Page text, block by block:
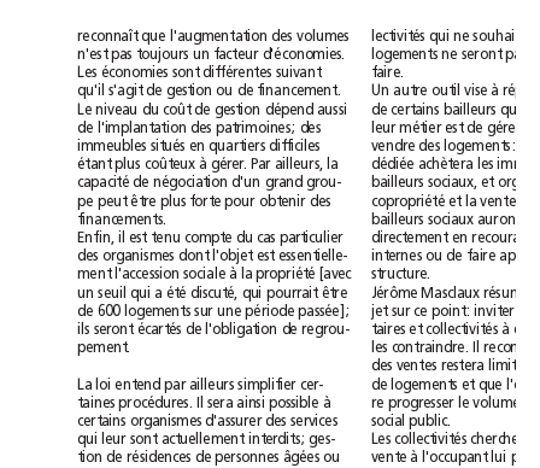
reconnaît que l'augmentation des
volumes
n'est
pas toujours un facteur
d'économies.
Les
économies sont différentes suivant
s'agit de gestion ou de financement.
Le niveau du coût de gestion dépend aussi
de l'implantation des patrimoines;
des
immeubles
situés en quartiers
difficiles
étant
plus coûteux à gérer. Par ailleurs, la
capacité de négociation d'un grand
grou-
pe
peut être plus forte pour obtenir
des
financements.
Enfin,
est tenu compte du cas
particulier
des
organismes dont l'objet est
essentielle-
ment
l'accession sociale à la propriété
[avec
un
qui a été discuté, qui pourrait
être
de
600 logements sur une période
passée];
ils
seront écartés de l'obligation de
regrou-
pement.
La loi entend par ailleurs simplifier
cer-
taines
procédures. sera ainsi possible à
certains organismes d'assurer des services
qui leur sont actuellement interdits;
ges-
tion
de résidences de personnes âgées
ou
lectivités qui ne
logements
ne seront
faire.
Un
autre vise à
de certains bailleurs
leur métier est de
vendre
des logements:
dédiée
achètera
les
bailleurs
sociaux, et
copropriété et la vente
bailleurs
sociaux
directement
en
internes ou de faire
structure.
Jérôme
Masclaux
jet
sur ce point: inviter
taires
et collectivités à
les contraindre.
des
ventes restera
de logements et
que
re
progresser le volume
public.
Les
collectivités
vente à l'occupant lui